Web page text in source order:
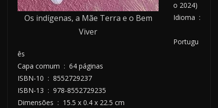
Os indígenas, a Mãe Terra e o Bem
Viver
o 2024)
Idioma ‏ :
Portugu
ês
Capa comum ‏ : ‎ 64 páginas
ISBN-10 ‏ : ‎ 8552729237
ISBN-13 ‏ : ‎ 978-8552729235
Dimensões ‏ : ‎ 15.5 x 0.4 x 22.5 cm